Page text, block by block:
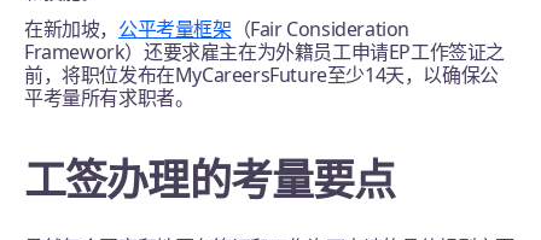
在新加坡， 公平考量框架 （Fair Consideration
Framework）还要求雇主在为外籍员工申请EP工作签证之
前，将职位发布在MyCareersFuture至少14天，以确保公
平考量所有求职者。
工签办理的考量要点